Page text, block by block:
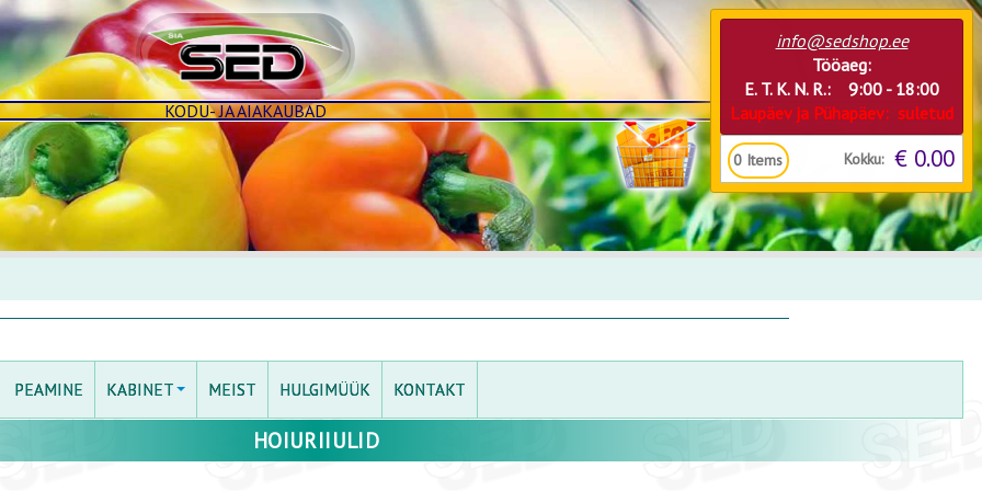
info@sedshop.ee
Tööaeg:
E. T. K. N. R.: 9:00 - 18:00
Laupäev ja Pühapäev: suletud
0 Items Kokku: € 0.00
KODU- JA AIAKAUBAD
HOIURIIULID
PEAMINE KABINET MEIST HULGIMÜÜK KONTAKT